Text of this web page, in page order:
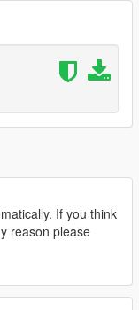
If you think
reason please